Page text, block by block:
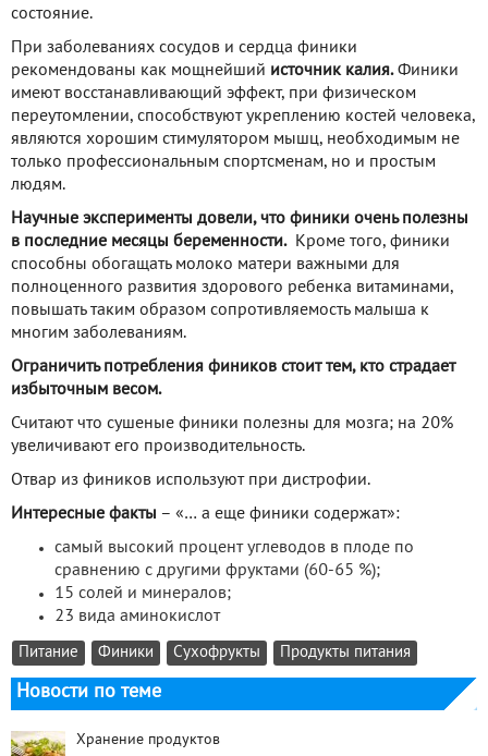
состояние.
При заболеваниях сосудов и сердца финики
рекомендованы как мощнейший источник калия.Финики
имеют восстанавливающий эффект, при физическом
переутомлении, способствуют укреплению костей человека,
являются хорошим стимулятором мышц, необходимым не
только профессиональным спортсменам, но и простым
людям.
Научные эксперименты довели, что финики очень полезны
в последние месяцы беременности.
Кроме того, финики
способны обогащать молоко матери важными для
полноценного развития здорового ребенка витаминами,
повышать таким образом сопротивляемость малыша к
многим заболеваниям.
Ограничить потребления фиников стоит тем, кто страдает
избыточным весом.
Считают что сушеные финики полезны для мозга; на 20%
увеличивают его производительность.
Отвар из фиников используют при дистрофии.
Интересные факты – «… а еще финики содержат»:
самый высокий процент углеводов в плоде по
сравнению с другими фруктами (60-65 %);
15 солей и минералов;
23 вида аминокислот
Питание Финики Сухофрукты Продукты питания
Новости по теме
Хранение продуктов